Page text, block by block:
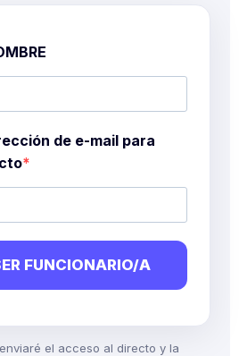
de e-mail para
FUNCIONARIO/A
el acceso al directo y la